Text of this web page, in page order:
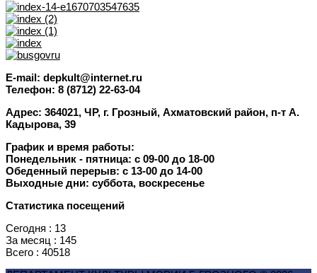
E-mail: depkult@internet.ru
Телефон: 8 (8712) 22-63-04
Адрес: 364021, ЧР, г. Грозный, Ахматовский район, п-т А.
Кадырова, 39
График и время работы:
Понедельник - пятница: с 09-00 до 18-00
Обеденный перерыв: с 13-00 до 14-00
Выходные дни: суббота, воскресенье
Статистика посещений
Сегодня : 13
За месяц : 145
Всего : 40518